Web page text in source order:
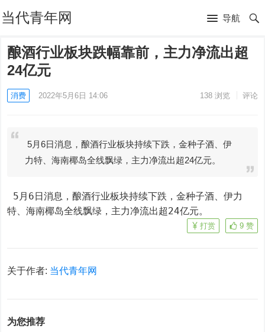
当代青年网 导航
酿酒行业板块跌幅靠前，主力净流出超
24亿元
消费 2022年5月6日 14:06 138浏览 评论
5月6日消息，酿酒行业板块持续下跌，金种子酒、伊
力特、海南椰岛全线飘绿，主力净流出超24亿元。
5月6日消息，酿酒行业板块持续下跌，金种子酒、伊力
特、海南椰岛全线飘绿，主力净流出超24亿元。
9 赞
打赏
关于作者: 当代青年网
为您推荐